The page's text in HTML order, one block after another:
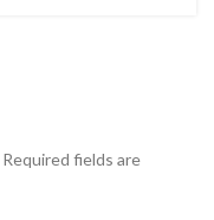
Required fields are